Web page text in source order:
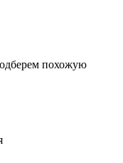
похожую